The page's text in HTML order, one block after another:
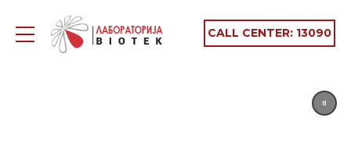
CALL CENTER: 13090